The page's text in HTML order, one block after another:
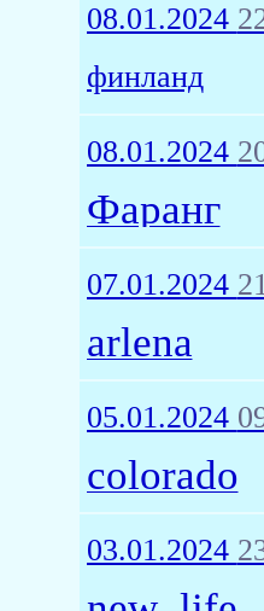
08.01.2024
финланд
08.01.2024
Фаранг
07.01.2024
arlena
05.01.2024
colorado
03.01.2024